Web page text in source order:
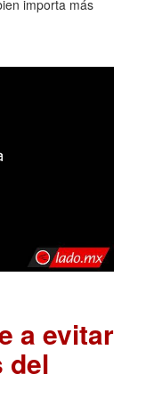
importa más
a evitar
del